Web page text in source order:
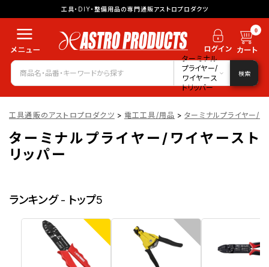
工具・DIY・整備用品の専門通販アストロプロダクツ
0
ターミナル
プライヤー/
ワイヤース
トリッパー
検索
工具通販のアストロプロダクツ > 電工工具/用品 > ターミナルプライヤー/ワ
ターミナルプライヤー/ワイヤースト
リッパー
ランキング - トップ5
1 2